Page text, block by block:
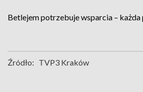
Betlejem potrzebuje wsparcia – każda
Źródło: TVP3 Kraków